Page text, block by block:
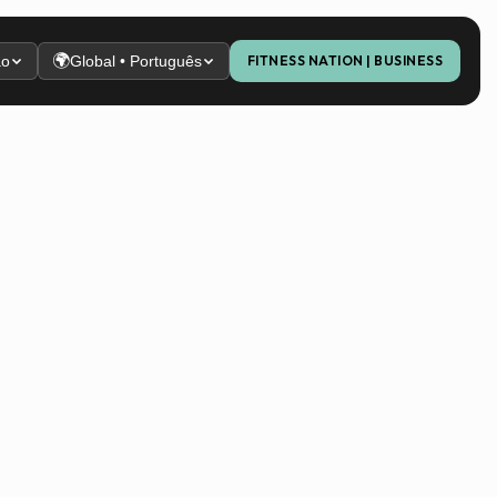
🌍Global • Português FITNESS NATION | BUSINESS